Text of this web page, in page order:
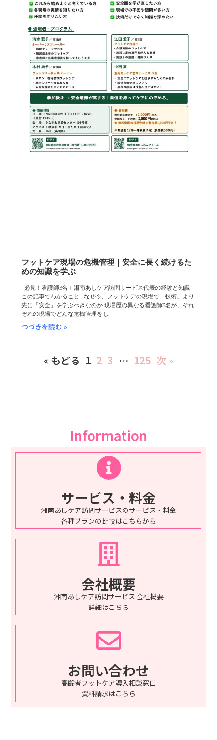
フットケア現場の危機管理｜安全に長く続けるた
めの知識を学ぶ
必見！看護師3名＋湘南あしケア訪問サービス代表の経験と知識
この記事でわかること なぜ今、フットケアの現場で「技術」より
先に「安全」を学ぶべきなのか 現場歴の異なる看護師3名が、それ
ぞれの現場でどんな危機管理をし
つづきを読む »
« もどる 1 2 3 … 125 次 »
Information
サービス・料金
湘南あしケア訪問サービスのサービス・料金
各種プランの比較はこちらから
会社概要
湘南あしケア訪問サービス 会社概要
詳細はこちら
お問い合わせ
高齢者フットケア導入相談窓口
資料請求はこちら